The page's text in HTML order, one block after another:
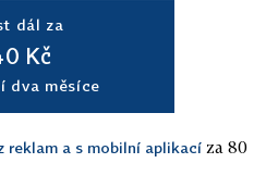
dál za
Kč
dva měsíce
reklam a s mobilní aplikací za 80